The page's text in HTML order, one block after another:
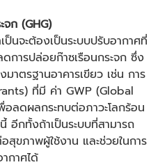
จก (GHG)
ป็นจะต้องเป็นระบบปรับอากาศที่
การปล่อยก๊าซเรือนกระจก ซึ่ง
าตรฐานอาคารเขียว เช่น การ
ที่มี ค่า GWP (Global
ลดผลกระทบต่อภาวะโลกร้อน
กทั้งถ้าเป็นระบบที่สามารถ
ขภาพผู้ใช้งาน และช่วยในการ
กาศได้